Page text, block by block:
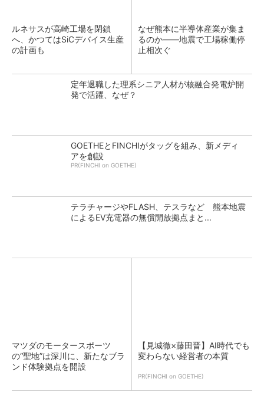
ルネサスが高崎工場を閉鎖
へ、かつてはSiCデバイス生産
の計画も
なぜ熊本に半導体産業が集ま
るのか――地震で工場稼働停
止相次ぐ
定年退職した理系シニア人材が核融合発電炉開
発で活躍、なぜ？
GOETHEとFINCHIがタッグを組み、新メディ
アを創設
PR(FINCHI on GOETHE)
テラチャージやFLASH、テスラなど 熊本地震
によるEV充電器の無償開放拠点まと...
マツダのモータースポーツ
の“聖地”は深川に、新たなブラ
ンド体験拠点を開設
【見城徹×藤田晋】AI時代でも
変わらない経営者の本質
PR(FINCHI on GOETHE)